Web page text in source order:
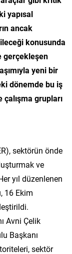
yapısal
ancak
konusunda
gerçekleşen
yeni bir
dönemde bu iş
grupları
sektörün önde
ve
yıl düzenlenen
16 Ekim
Avni Çelik
Başkanı
sektör